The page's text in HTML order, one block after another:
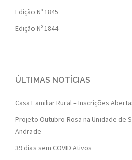
Edição Nº 1845
Edição Nº 1844
ÚLTIMAS NOTÍCIAS
Casa Familiar Rural – Inscrições
Projeto Outubro Rosa na Unidade de
Andrade
39 dias sem COVID Ativos